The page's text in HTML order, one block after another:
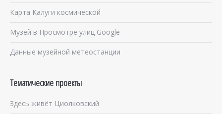
Карта Калуги космической
Музей в Просмотре улиц Google
Данные музейной метеостанции
Тематические проекты
Здесь живёт Циолковский